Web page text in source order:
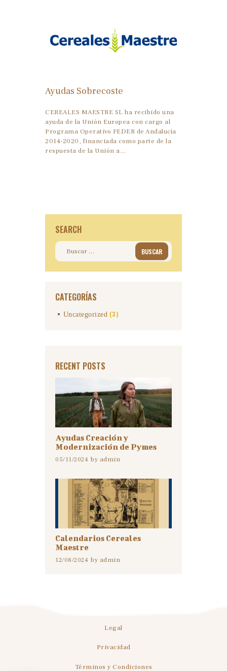
Ayudas Sobrecoste
CEREALES MAESTRE SL ha recibido una
ayuda de la Unión Europea con cargo al
Programa Operativo FEDER de Andalucía
2014-2020, financiada como parte de la
respuesta de la Unión a…
SEARCH
Buscar:
CATEGORÍAS
Uncategorized (3)
RECENT POSTS
Ayudas Creación y
Modernización de Pymes
05/11/2024 by admin
Calendarios Cereales
Maestre
12/08/2024 by admin
Legal
Privacidad
Términos y Condiciones